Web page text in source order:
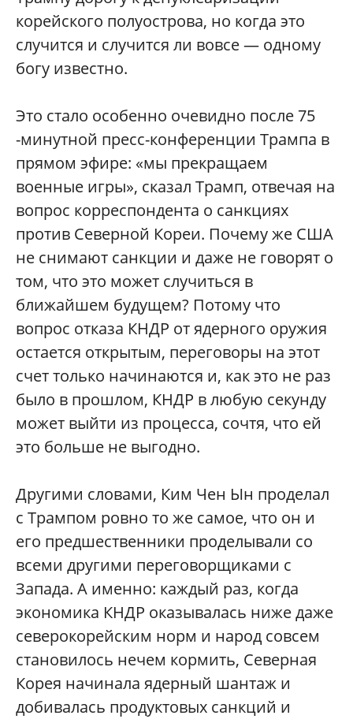
корейского полуострова, но когда это
случится и случится ли вовсе — одному
богу известно.
Это стало особенно очевидно после 75
-минутной пресс-конференции Трампа в
прямом эфире: «мы прекращаем
военные игры», сказал Трамп, отвечая на
вопрос корреспондента о санкциях
против Северной Кореи. Почему же США
не снимают санкции и даже не говорят о
том, что это может случиться в
ближайшем будущем? Потому что
вопрос отказа КНДР от ядерного оружия
остается открытым, переговоры на этот
счет только начинаются и, как это не раз
было в прошлом, КНДР в любую секунду
может выйти из процесса, сочтя, что ей
это больше не выгодно.
Другими словами, Ким Чен Ын проделал
с Трампом ровно то же самое, что он и
его предшественники проделывали со
всеми другими переговорщиками с
Запада. А именно: каждый раз, когда
экономика КНДР оказывалась ниже даже
северокорейским норм и народ совсем
становилось нечем кормить, Северная
Корея начинала ядерный шантаж и
добивалась продуктовых санкций и